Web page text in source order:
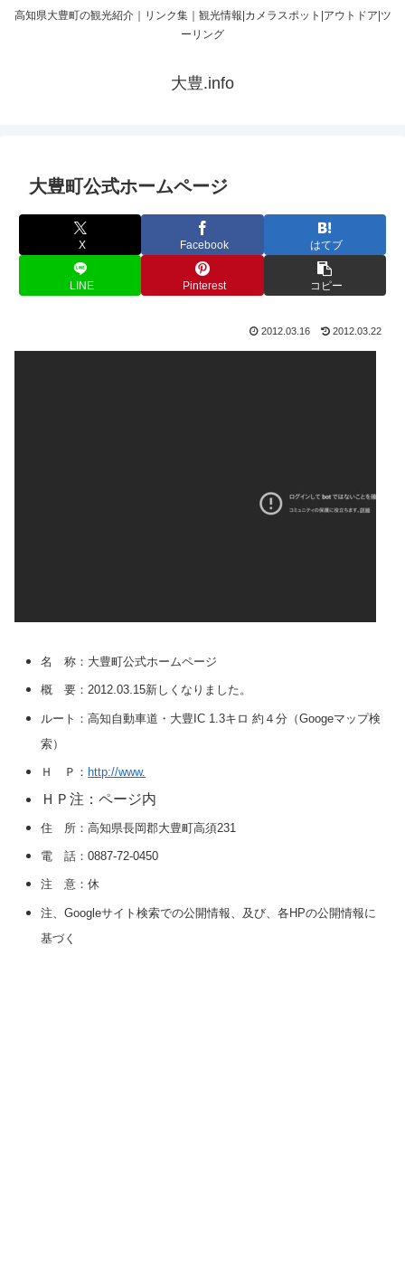
高知県大豊町の観光紹介｜リンク集｜観光情報|カメラスポット|アウトドア|ツ
ーリング
大豊.info
大豊町公式ホームページ
X Facebook はてブ
LINE Pinterest コピー
2012.03.16 2012.03.22
名 称：大豊町公式ホームページ
概 要：2012.03.15新しくなりました。
ルート：高知自動車道・大豊IC 1.3キロ 約４分（Googeマップ検
索）
Ｈ Ｐ： http://www.
ＨＰ注：ページ内
住 所：高知県長岡郡大豊町高須231
電 話：0887-72-0450
注 意：休
注、Googleサイト検索での公開情報、及び、各HPの公開情報に
基づく